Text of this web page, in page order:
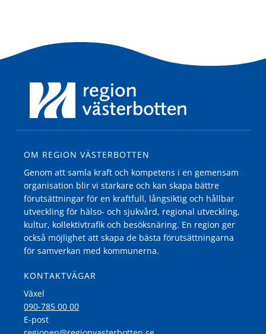
OM REGION VÄSTERBOTTEN
Genom att samla kraft och kompetens i en gemensam
organisation blir vi starkare och kan skapa bättre
förutsättningar för en kraftfull, långsiktig och hållbar
utveckling för hälso- och sjukvård, regional utveckling,
kultur, kollektivtrafik och besöksnäring. En region ger
också möjlighet att skapa de bästa förutsättningarna
för samverkan med kommunerna.
KONTAKTVÄGAR
Växel
090-785 00 00
E-post